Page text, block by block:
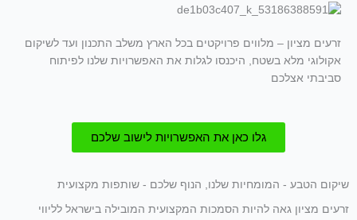
זרעים מציון – מלווים פרויקטים בכל הארץ משלב התכנון ועד לשיקום
אקולוגי מלא בשטח, היכנסו לגלות את האפשרויות שלנו לפיתוח
סביבתי אצלכם
גלו כאן את האפשרויות לישוב שלכם
שיקום הטבע - המומחיות שלנו, הנוף שלכם - שותפות מקצועית
זרעים מציון גאה להיות הסמכות המקצועית המובילה בישראל לליווי